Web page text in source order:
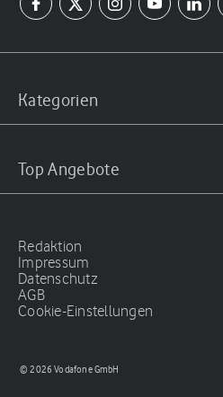
Kategorien
Top Angebote
Redaktion
Impressum
Datenschutz
AGB
Cookie-Einstellungen
© 2026 Vodafone GmbH